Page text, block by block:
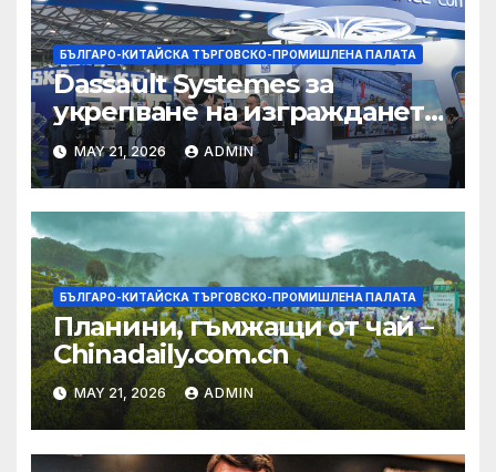
БЪЛГАРО-КИТАЙСКА ТЪРГОВСКО-ПРОМИШЛЕНА ПАЛАТА
Dassault Systemes за
укрепване на изграждането
на AI екосистема в Китай
MAY 21, 2026 ADMIN
БЪЛГАРО-КИТАЙСКА ТЪРГОВСКО-ПРОМИШЛЕНА ПАЛАТА
Планини, гъмжащи от чай –
Chinadaily.com.cn
MAY 21, 2026 ADMIN